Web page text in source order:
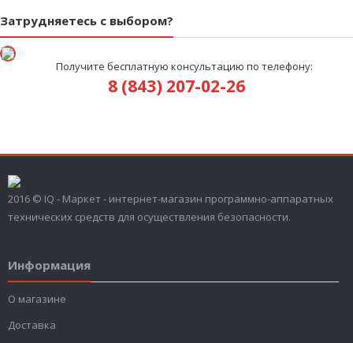
Затрудняетесь с выбором?
Получите бесплатную консультацию по телефону:
8 (843) 207-02-26
2016 © IQ - Маркет - интернет-магазин программно-аппаратных
технических средств для осуществления безопасности.
Информация
О магазине
Доставка